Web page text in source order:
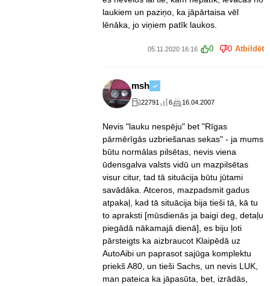
laukiem un paziņo, ka jāpārtaisa vēl
lēnāka, jo viņiem patīk laukos.
05.11.2020 16:16 0 0 Atbildēt
msh
22791 6 16.04.2007
Nevis "lauku nespēju" bet "Rīgas
pārmērīgās uzbriešanas sekas" - ja mums
būtu normālas pilsētas, nevis viena
ūdensgalva valsts vidū un mazpilsētas
visur citur, tad tā situācija būtu jūtami
savādāka. Atceros, mazpadsmit gadus
atpakaļ, kad tā situācija bija tieši tā, kā tu
to apraksti [mūsdienās ja baigi deg, detaļu
piegādā nākamajā dienā], es biju ļoti
pārsteigts ka aizbraucot Klaipēdā uz
AutoAibi un paprasot sajūga komplektu
priekš A80, un tieši Sachs, un nevis LUK,
man pateica ka jāpasūta, bet, izrādās,